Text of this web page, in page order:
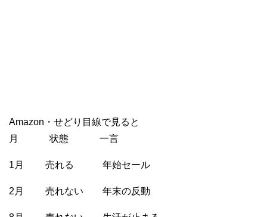
Amazon・せどり目線で見ると
月 状態 一言
1月 売れる 年始セール
2月 売れない 年末の反動